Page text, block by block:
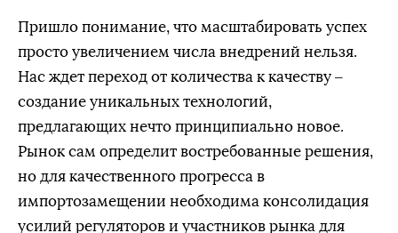
Пришло понимание, что масштабировать успех
просто увеличением числа внедрений нельзя.
Нас ждет переход от количества к качеству –
создание уникальных технологий,
предлагающих нечто принципиально новое.
Рынок сам определит востребованные решения,
но для качественного прогресса в
импортозамещении необходима консолидация
усилий регуляторов и участников рынка для